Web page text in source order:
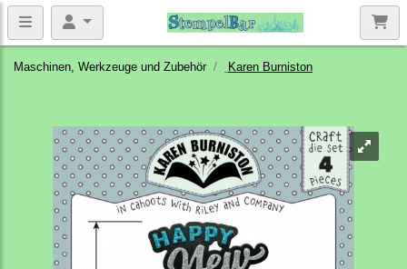
Maschinen, Werkzeuge und Zubehör Karen Burniston